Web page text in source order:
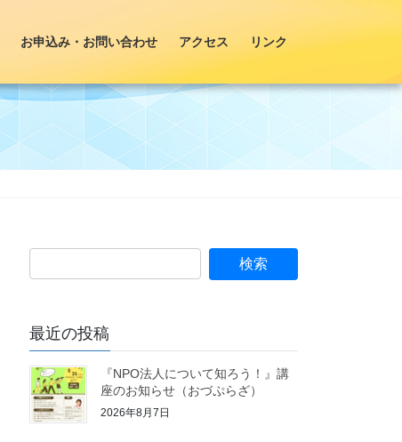
お申込み・お問い合わせ アクセス リンク
最近の投稿
『NPO法人について知ろう！』講
座のお知らせ（おづぷらざ）
2026年8月7日